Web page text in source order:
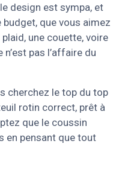
design est sympa, et
que vous aimez
une couette, voire
pas l’affaire du
cherchez le top du top
rotin correct, prêt à
que le coussin
en pensant que tout